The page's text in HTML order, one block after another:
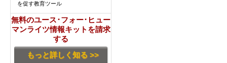
を促す教育ツール
無料のユース･フォー･ヒュー
マンライツ情報キットを請求
する
もっと詳しく知る >>